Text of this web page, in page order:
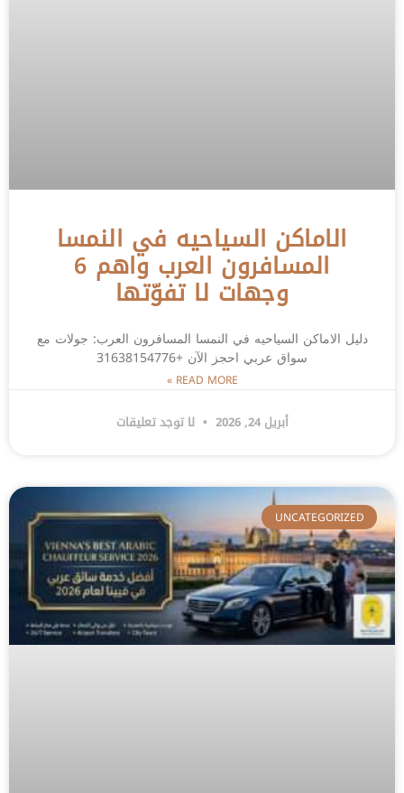
الاماكن السياحيه في النمسا
المسافرون العرب واهم 6
وجهات لا تفوّتها
دليل الاماكن السياحيه في النمسا المسافرون العرب: جولات مع
سواق عربي احجز الآن +31638154776
READ MORE »
أبريل 24, 2026 لا توجد تعليقات
UNCATEGORIZED